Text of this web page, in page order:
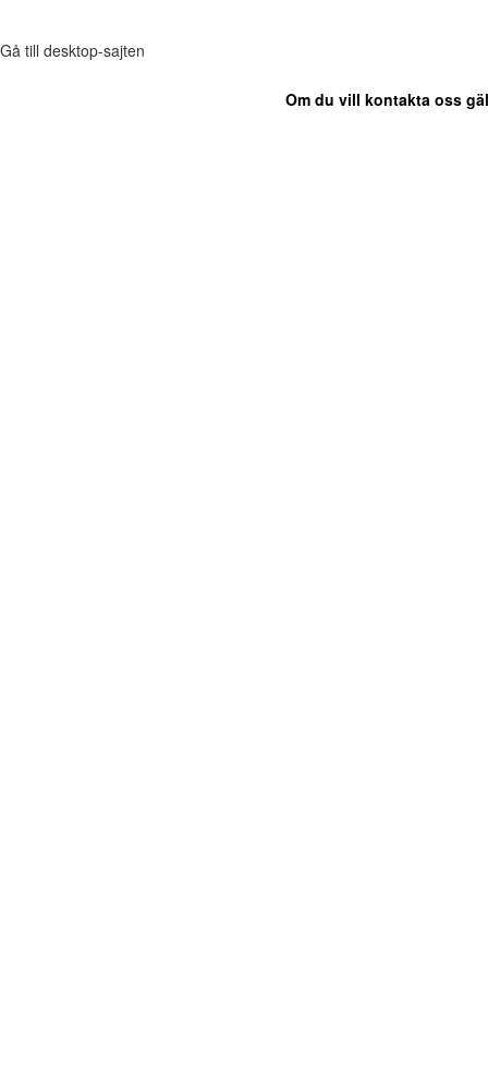
Gå till desktop-sajten
Om du vill kontakta oss